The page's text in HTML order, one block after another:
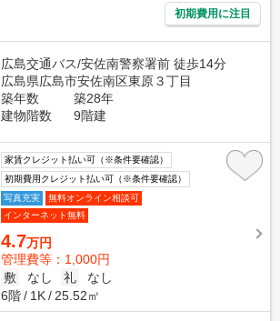
初期費用に注目
広島交通バス/安佐南警察署前 徒歩14分
広島県広島市安佐南区東原３丁目
築年数
築28年
建物階数
9階建
家賃クレジット払い可（※条件要確認）
初期費用クレジット払い可（※条件要確認）
写真充実
無料オンライン相談可
インターネット無料
4.7万円
管理費等：1,000円
敷
なし 礼
なし
6階
1K 25.52㎡